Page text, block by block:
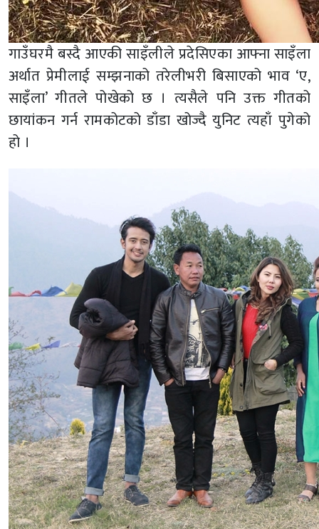
गाउँघरमै बस्दै आएकी साइँलीले प्रदेसिएका आफ्ना साइँला
अर्थात प्रेमीलाई सम्झनाको तरेलीभरी बिसाएको भाव ‘ए,
साइँला’ गीतले पोखेको छ । त्यसैले पनि उक्त गीतको
छायांकन गर्न रामकोटको डाँडा खोज्दै युनिट त्यहाँ पुगेको
हो ।